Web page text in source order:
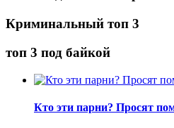
Криминальный топ 3
топ 3 под байкой
Кто эти парни? Просят